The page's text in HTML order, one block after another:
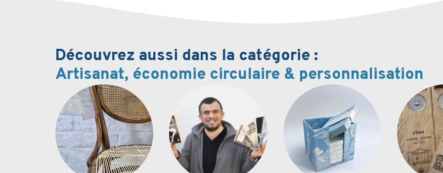
Découvrez aussi dans la catégorie :
Artisanat, économie circulaire & personnalisation